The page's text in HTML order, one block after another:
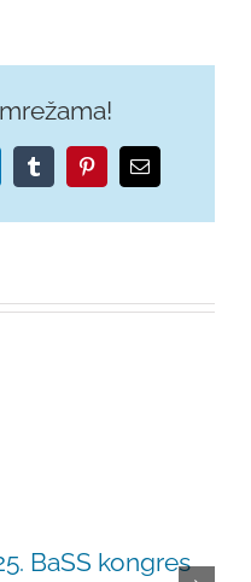
TumblrPinterestEmail
BaSS kongres